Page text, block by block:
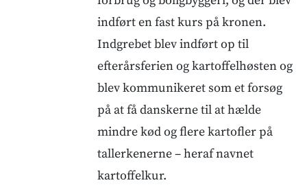
indført en fast kurs på kronen.
Indgrebet blev indført op til
efterårsferien og kartoffelhøsten og
blev kommunikeret som et forsøg
på at få danskerne til at hælde
mindre kød og flere kartofler på
tallerkenerne – heraf navnet
kartoffelkur.